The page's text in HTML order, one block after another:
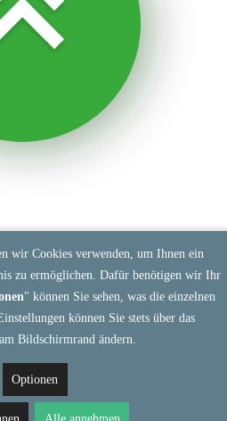
wir Cookies verwenden, um Ihnen ein
zu ermöglichen. Dafür benötigen wir Ihr
" können Sie sehen, was die einzelnen
können Sie stets über das
Bildschirmrand ändern.
Optionen
Alle annehmen